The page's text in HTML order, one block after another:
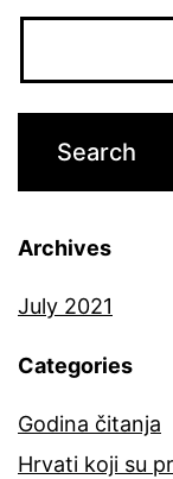
Archives
July 2021
Categories
Godina čitanja
Hrvati koji su